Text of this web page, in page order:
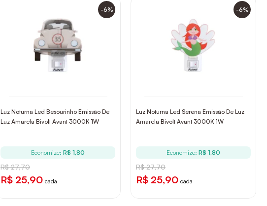
-6%
Luz Noturna Led Besourinho Emissão De
Luz Amarela Bivolt Avant 3000K 1W
Economize: R$ 1,80
R$ 27,70
R$ 25,90 cada
-6%
Luz Noturna Led Serena Emissão De Luz
Amarela Bivolt Avant 3000K 1W
Economize: R$ 1,80
R$ 27,70
R$ 25,90 cada